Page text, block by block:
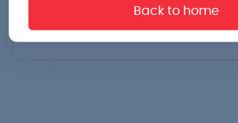
Back to home